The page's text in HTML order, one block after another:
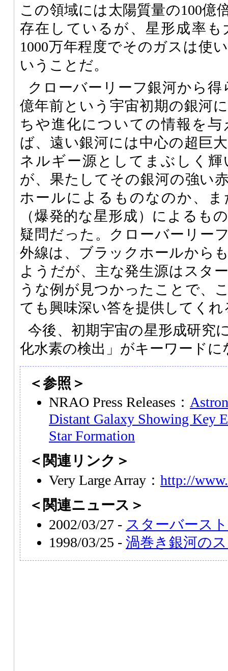
この領域には太陽質量の100億
存在しているが、星形成率
1000万年程度でそのガスは使
いうことだ。
クローバーリーフ銀河から得
億年前という宇宙初期の銀河
ちや進化についての情報を
ば、遠い銀河には中心の超巨
ネルギー源としてまぶしく
が、果たしてその銀河の強い
ホールによるものなのか、
（爆発的な星形成）によるも
疑問だった。クローバーリー
外線は、ブラックホールから
ようだが、主な発生源はスタ
うな例が見つかったことで、
ても興味深い答を提供してく
今後、初期宇宙の星形成研究
化水素の検出」がキーワード
＜参照＞
NRAO Press Releases：
Distant Galaxy Showing Key
Star Formation
＜関連リンク＞
Very Large Array： http://
＜関連ニュース＞
2002/03/27 - スターバース
1998/03/25 - 渦巻き銀河の